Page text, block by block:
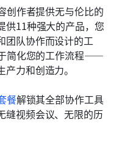
创作者提供无与伦比的
供11种强大的产品，您
团队协作而设计的工
简化您的工作流程——
力和创造力。
餐解锁其全部协作工具
缝视频会议、无限的历